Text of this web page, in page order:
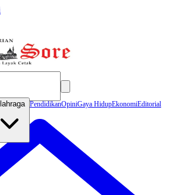
PendidikanOpiniGaya HidupEkonomiEditorial